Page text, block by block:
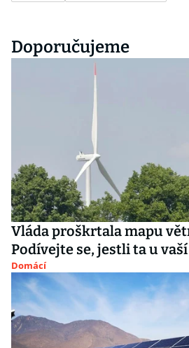
Doporučujeme
Vláda proškrtala mapu
Podívejte se, jestli ta u
Domácí